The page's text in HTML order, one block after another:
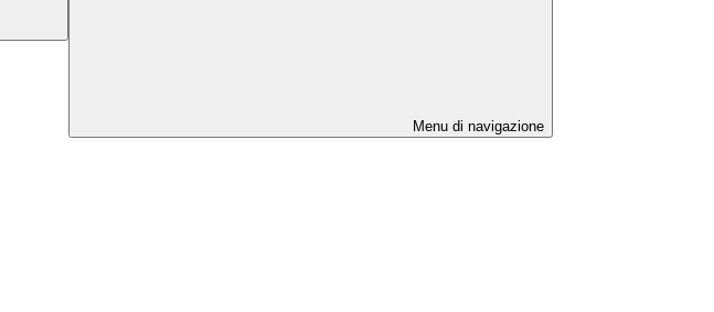
Menu di navigazione